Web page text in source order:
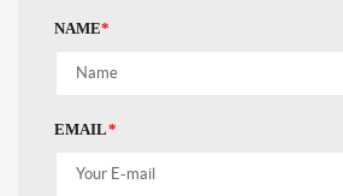
NAME*
EMAIL*